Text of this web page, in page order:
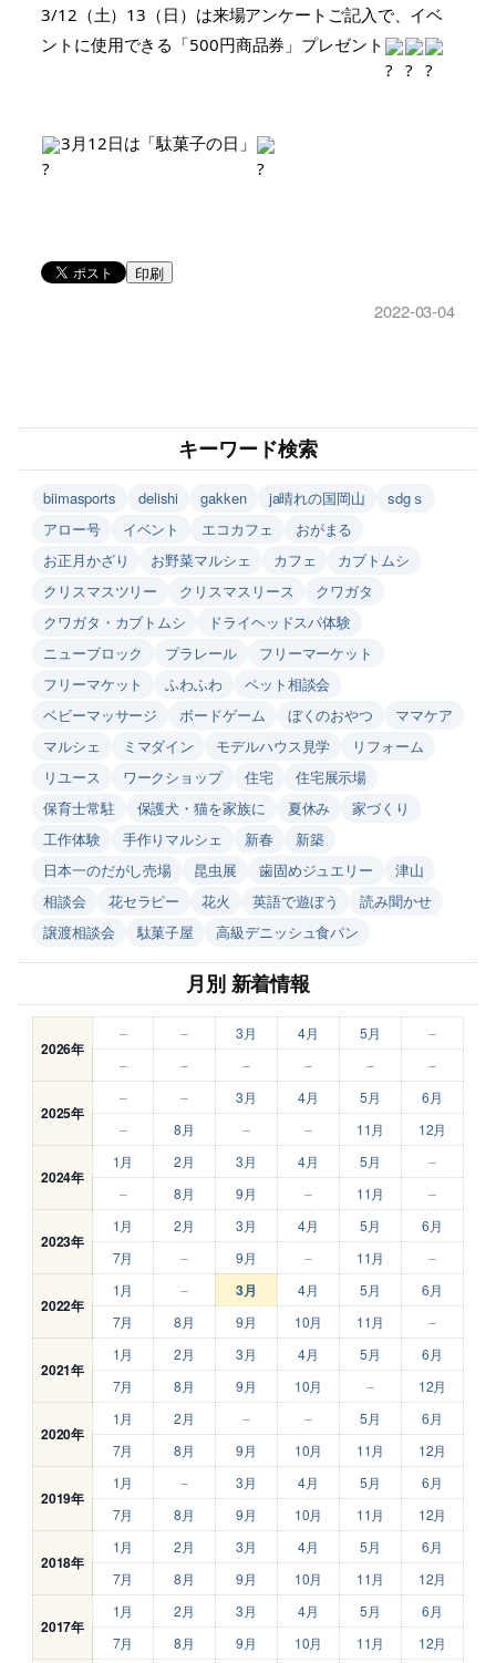
3/12（土）13（日）は来場アンケートご記入で、イベ
ントに使用できる「500円商品券」プレゼント
3月12日は「駄菓子の日」
印刷
2022-03-04
キーワード検索
biimasports delishi gakken ja晴れの国岡山
sdgｓ
アロー号
イベント エコカフェ
おがまる
お正月かざり
お野菜マルシェ カフェ
カブトムシ
クリスマスツリー
クリスマスリース
クワガタ
クワガタ・カブトムシ
ドライヘッドスパ体験
ニューブロック
プラレール
フリーマーケット
フリーマケット
ふわふわ
ペット相談会
ベビーマッサージ
ボードゲーム ぼくのおやつ
ママケア
マルシェ
ミマダイン モデルハウス見学
リフォーム
リユース
ワークショップ 住宅
住宅展示場
保育士常駐
保護犬・猫を家族に 夏休み
家づくり
工作体験
手作りマルシェ 新春
新築
日本一のだがし売場
昆虫展 歯固めジュエリー
津山
相談会
花セラピー 花火 英語で遊ぼう
読み聞かせ
譲渡相談会
駄菓子屋 高級デニッシュ食パン
月別 新着情報
2026年
– – 3月 4月 5月
–
–
– – – – –
2025年
– – 3月 4月 5月
6月
–
8月 – – 11月 12月
2024年
1月 2月 3月 4月 5月
–
–
8月 9月 – 11月 –
2023年
1月 2月 3月 4月 5月
6月
7月
– 9月 – 11月 –
2022年
1月 – 3月 4月 5月
6月
7月
8月 9月 10月 11月 –
2021年
1月 2月 3月 4月 5月
6月
7月
8月 9月 10月 – 12月
2020年
1月 2月 – – 5月
6月
7月
8月 9月 10月 11月 12月
2019年
1月 – 3月 4月 5月
6月
7月
8月 9月 10月 11月 12月
2018年
1月 2月 3月 4月 5月
6月
7月
8月 9月 10月 11月 12月
2017年
1月 2月 3月 4月 5月
6月
7月
8月 9月 10月 11月 12月